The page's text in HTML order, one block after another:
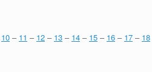
10 – 11 – 12 – 13 – 14 – 15 – 16 – 17 – 18